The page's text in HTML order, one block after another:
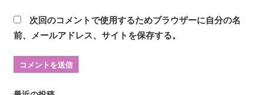
次回のコメントで使用するためブラウザーに自分の名
前、メールアドレス、サイトを保存する。